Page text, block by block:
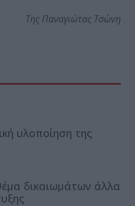
Της Παναγιώτας Τσώνη
υλοποίηση της
δικαιωμάτων άλλα